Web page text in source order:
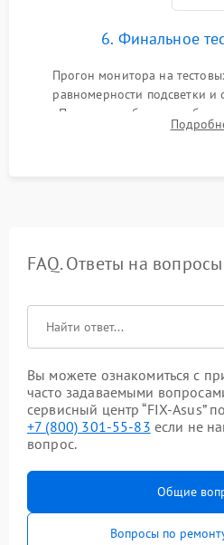
6. Финальное
Прогон монитора на
равномерности подсветки и
Проверка
DisplayPort, VGA) и кнопок
FAQ. Ответы на вопросы
Вы можете ознакомиться с
часто задаваемыми
сервисный центр “FIX-Asus”
+7 (800) 301-55-83 если не
вопрос.
Общие
Вопросы по